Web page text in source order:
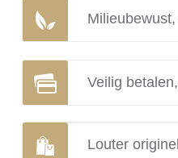
Veilig
Louter